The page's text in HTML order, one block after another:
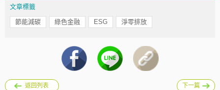
文章標籤
節能減碳 綠色金融 ESG 淨零排放
返回列表 下一篇